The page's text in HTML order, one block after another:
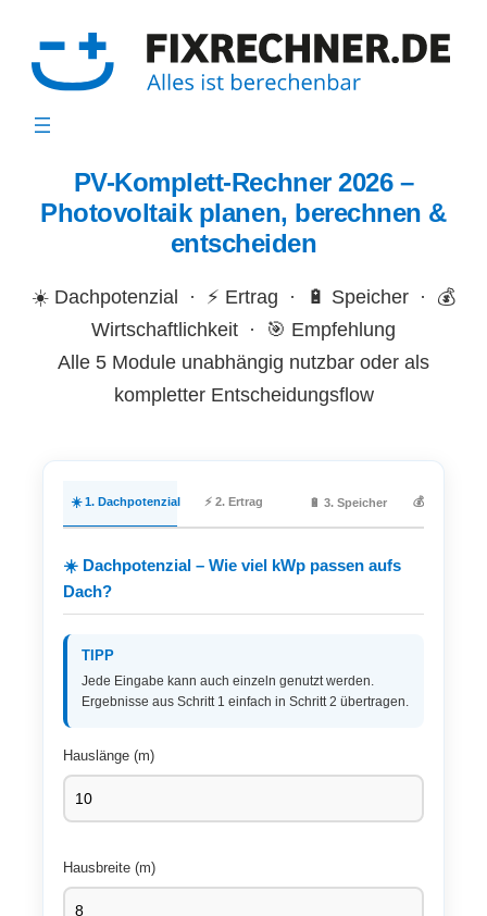
Inhalt
springen
PV-Komplett-Rechner 2026 –
Photovoltaik planen, berechnen &
entscheiden
☀️ Dachpotenzial · ⚡ Ertrag · 🔋 Speicher · 💰
Wirtschaftlichkeit · 🎯 Empfehlung
Alle 5 Module unabhängig nutzbar oder als
kompletter Entscheidungsflow
☀️ 1. Dachpotenzial ⚡ 2. Ertrag 🔋 3. Speicher 💰 4.
☀️ Dachpotenzial – Wie viel kWp passen aufs
Dach?
TIPP
Jede Eingabe kann auch einzeln genutzt werden.
Ergebnisse aus Schritt 1 einfach in Schritt 2 übertragen.
Hauslänge (m)
Hausbreite (m)